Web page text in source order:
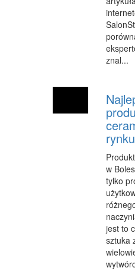
INNE
IMPREZY
ZAJĘCIA
ADWOKACI,
SPRZĄTANIE,
znal...
rynku
w
tylko
jest to
sztuka